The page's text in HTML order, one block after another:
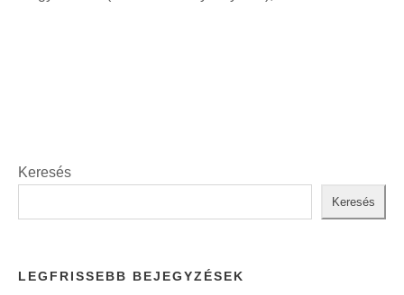
Keresés
Keresés
LEGFRISSEBB BEJEGYZÉSEK